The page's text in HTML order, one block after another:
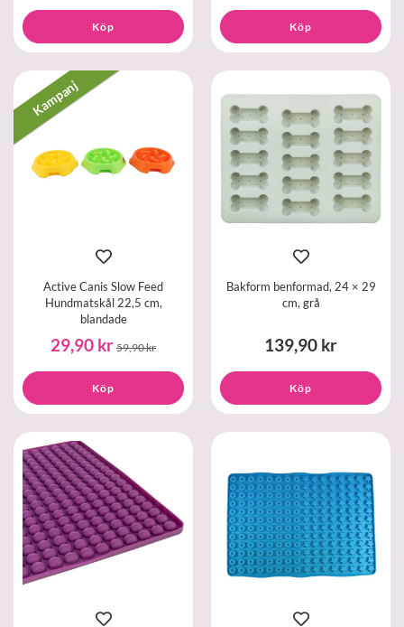
Köp Köp
Kampanj
Active Canis Slow Feed
Hundmatskål 22,5 cm,
blandade
29,90 kr 59,90 kr
Köp
Bakform benformad, 24 × 29
cm, grå
139,90 kr
Köp